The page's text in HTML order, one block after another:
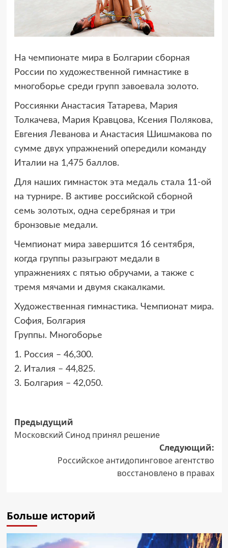
На чемпионате мира в Болгарии сборная
России по художественной гимнастике в
многоборье среди групп завоевала золото.
Россиянки Анастасия Татарева, Мария
Толкачева, Мария Кравцова, Ксения Полякова,
Евгения Леванова и Анастасия Шишмакова по
сумме двух упражнений опередили команду
Италии на 1,475 баллов.
Для наших гимнасток эта медаль стала 11-ой
на турнире. В активе российской сборной
семь золотых, одна серебряная и три
бронзовые медали.
Чемпионат мира завершится 16 сентября,
когда группы разыграют медали в
упражнениях с пятью обручами, а также с
тремя мячами и двумя скакалками.
Художественная гимнастика. Чемпионат мира.
София, Болгария
Группы. Многоборье
1. Россия – 46,300.
2. Италия – 44,825.
3. Болгария – 42,050.
Навигация
записи
Предыдущий
Московский Синод принял решение
Следующий:
Российское антидопинговое агентство
восстановлено в правах
Больше историй